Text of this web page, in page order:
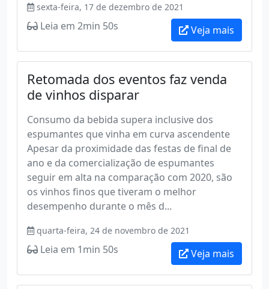
sexta-feira, 17 de dezembro de 2021
Leia em 2min 50s Veja mais
Retomada dos eventos faz venda
de vinhos disparar
Consumo da bebida supera inclusive dos
espumantes que vinha em curva ascendente
Apesar da proximidade das festas de final de
ano e da comercialização de espumantes
seguir em alta na comparação com 2020, são
os vinhos finos que tiveram o melhor
desempenho durante o mês d...
quarta-feira, 24 de novembro de 2021
Leia em 1min 50s Veja mais